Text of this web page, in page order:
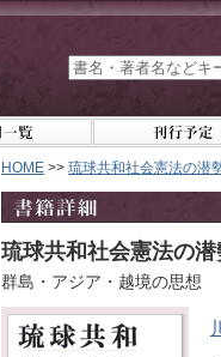
HOME >> 琉球共和社会憲法の潜
琉球共和社会憲法の潜
群島・アジア・越境の思想